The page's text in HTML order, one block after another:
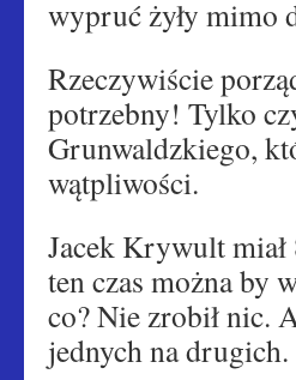
wypruć żyły mimo
Rzeczywiście
potrzebny! Tylko
Grunwaldzkiego,
wątpliwości.
Jacek Krywult
ten czas można by
co? Nie zrobił nic.
jednych na drugich.